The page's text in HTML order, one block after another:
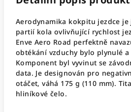
Aerodynamika kokpitu jezdce
partií kola ovlivňující rychlost
Enve Aero Road perfektně
obtékání vzduchy bylo plynulé
Komponent byl vyvinut se
data. Je designován pro
otáčet, váhá 175 g (110 mm).
hliníkové čelo.